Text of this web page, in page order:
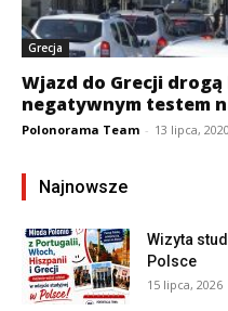
Grecja
Wjazd do Grecji
negatywnym testem
Polonorama Team - 13 lipca, 2020
Najnowsze
Wizyta
Polsce
15 lipca, 2026